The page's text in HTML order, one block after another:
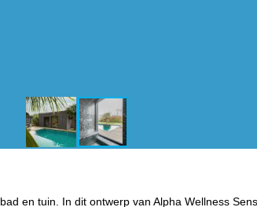
en tuin. In dit ontwerp van Alpha Wellness